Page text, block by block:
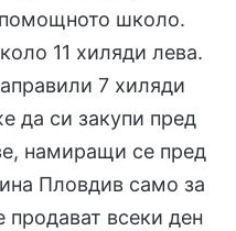
школо.
11 хиляди лева.
7 хиляди
да си закупи пред
намиращи се пред
Пловдив само за
продават всеки ден